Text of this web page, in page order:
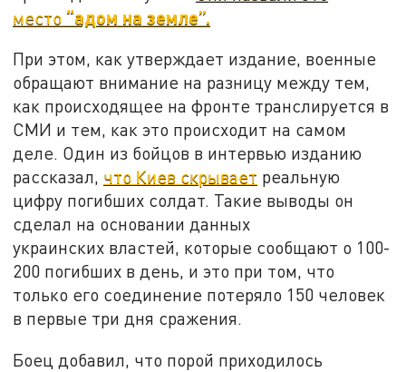
место “адом на земле”.
При этом, как утверждает издание, военные
обращают внимание на разницу между тем,
как происходящее на фронте транслируется в
СМИ и тем, как это происходит на самом
деле. Один из бойцов в интервью изданию
рассказал, что Киев скрывает реальную
цифру погибших солдат. Такие выводы он
сделал на основании данных
украинских властей, которые сообщают о 100-
200 погибших в день, и это при том, что
только его соединение потеряло 150 человек
в первые три дня сражения.
Боец добавил, что порой приходилось